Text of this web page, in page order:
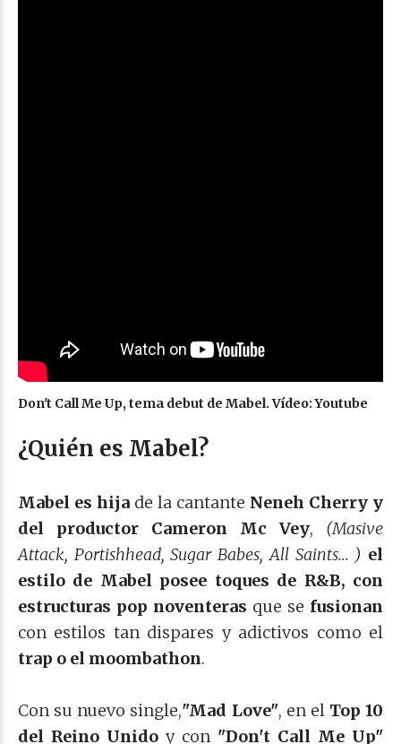
Don't Call Me Up, tema debut de Mabel. Vídeo: Youtube
¿Quién es Mabel?
Mabel es hija de la cantante Neneh Cherry y
del productor Cameron Mc Vey, (Masive
Attack, Portishhead, Sugar Babes, All Saints... ) el
estilo de Mabel posee toques de R&B, con
estructuras pop noventeras que se fusionan
con estilos tan dispares y adictivos como el
trap o el moombathon.
Con su nuevo single,"Mad Love", en el Top 10
del Reino Unido y con "Don't Call Me Up"